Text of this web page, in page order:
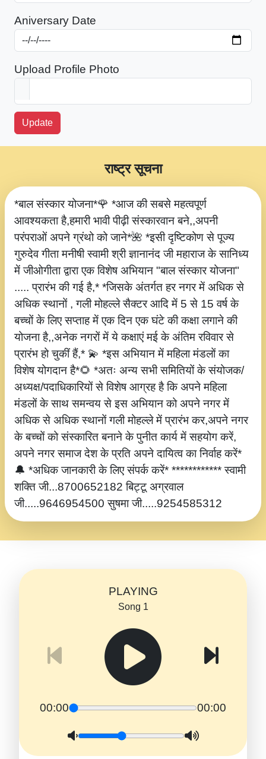
Aniversary Date
Upload Profile Photo
Update
*बाल संस्कार योजना*🌹 *आज की सबसे महत्वपूर्ण
आवश्यकता है,हमारी भावी पीढ़ी संस्कारवान बने,,अपनी
परंपराओं अपने ग्रंथो को जाने*🌺 *इसी दृष्टिकोण से पूज्य
गुरुदेव गीता मनीषी स्वामी श्री ज्ञानानंद जी महाराज के सानिध्य
में जीओगीता द्वारा एक विशेष अभियान "बाल संस्कार योजना"
..... प्रारंभ की गई है,* *जिसके अंतर्गत हर नगर में अधिक से
अधिक स्थानों , गली मोहल्ले सैक्टर आदि में 5 से 15 वर्ष के
बच्चों के लिए सप्ताह में एक दिन एक घंटे की कक्षा लगाने की
योजना है,,अनेक नगरों में ये कक्षाएं मई के अंतिम रविवार से
प्रारंभ हो चुकीं हैं,* 💫 *इस अभियान में महिला मंडलों का
विशेष योगदान है*🌻 *अतः अन्य सभी समितियों के संयोजक/
अध्यक्ष/पदाधिकारियों से विशेष आग्रह है कि अपने महिला
मंडलों के साथ समन्वय से इस अभियान को अपने नगर में
अधिक से अधिक स्थानों गली मोहल्ले में प्रारंभ कर,अपने नगर
के बच्चों को संस्कारित बनाने के पुनीत कार्य में सहयोग करें,
अपने नगर समाज देश के प्रति अपने दायित्व का निर्वाह करें*
🔔 *अधिक जानकारी के लिए संपर्क करें* ************ स्वामी
शक्ति जी...8700652182 बिट्टू अग्रवाल
जी.....9646954500 सुषमा जी.....9254585312
राष्ट्र सूचना
PLAYING
Song 1
00:00 00:00